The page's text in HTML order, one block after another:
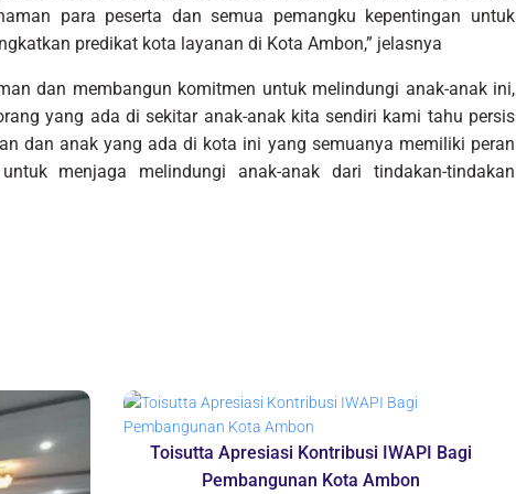
para peserta dan semua pemangku kepentingan untuk
predikat kota layanan di Kota Ambon,” jelasnya
dan membangun komitmen untuk melindungi anak-anak ini,
yang ada di sekitar anak-anak kita sendiri kami tahu persis
dan anak yang ada di kota ini yang semuanya memiliki peran
menjaga melindungi anak-anak dari tindakan-tindakan
Toisutta Apresiasi Kontribusi IWAPI Bagi
Pembangunan Kota Ambon